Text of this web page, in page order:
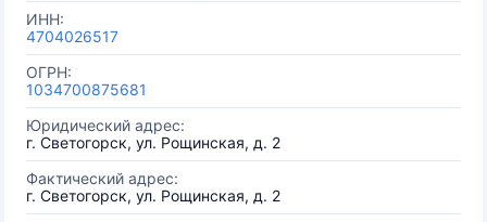
ИНН:
4704026517
ОГРН:
1034700875681
Юридический адрес:
г. Светогорск, ул. Рощинская, д. 2
Фактический адрес:
г. Светогорск, ул. Рощинская, д. 2